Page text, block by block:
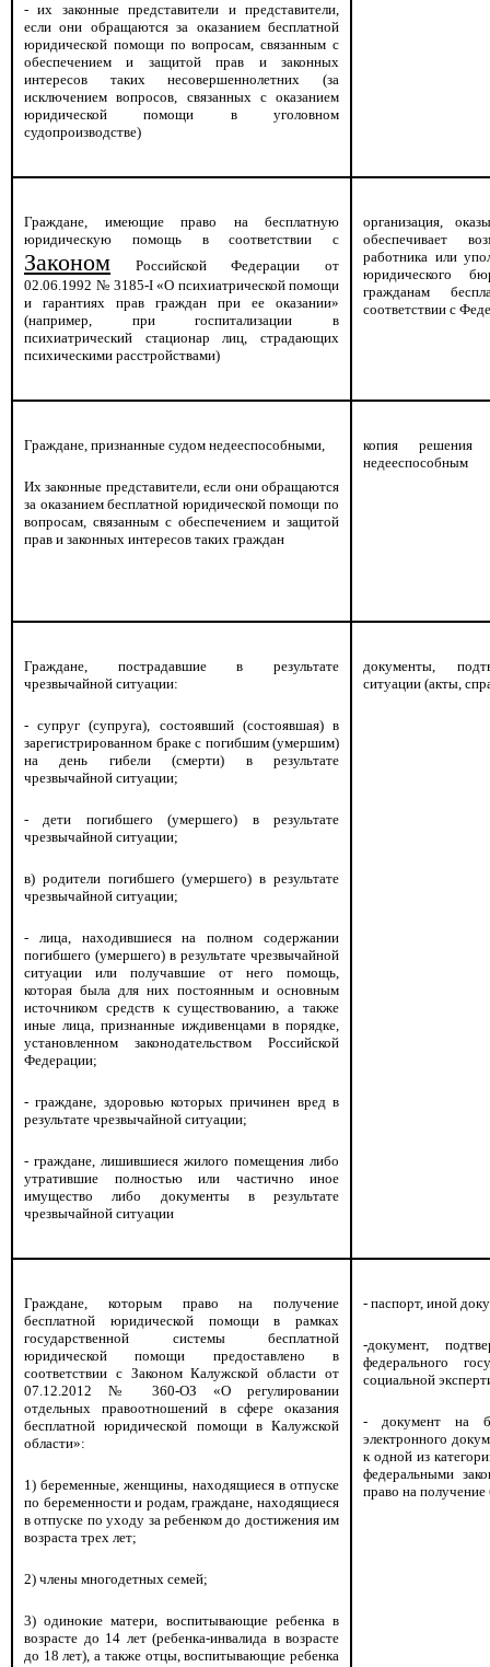
- их законные представители и представители,
если они обращаются за оказанием бесплатной
юридической помощи по вопросам, связанным с
обеспечением и защитой прав и законных
интересов таких несовершеннолетних (за
исключением вопросов, связанных с оказанием
юридической помощи в уголовном
судопроизводстве)
Граждане, имеющие право на бесплатную
юридическую помощь в соответствии с
Законом Российской Федерации от
02.06.1992 № 3185-I «О психиатрической помощи
и гарантиях прав граждан при ее оказании»
(например, при госпитализации в
психиатрический стационар лиц, страдающих
психическими расстройствами)
организация,
обеспечивает
работника или
юридического
гражданам
соответствии с
Граждане, признанные судом недееспособными,
Их законные представители, если они обращаются
за оказанием бесплатной юридической помощи по
вопросам, связанным с обеспечением и защитой
прав и законных интересов таких граждан
копия решения
недееспособным
Граждане, пострадавшие в результате
чрезвычайной ситуации:
- супруг (супруга), состоявший (состоявшая) в
зарегистрированном браке с погибшим (умершим)
на день гибели (смерти) в результате
чрезвычайной ситуации;
- дети погибшего (умершего) в результате
чрезвычайной ситуации;
в) родители погибшего (умершего) в результате
чрезвычайной ситуации;
- лица, находившиеся на полном содержании
погибшего (умершего) в результате чрезвычайной
ситуации или получавшие от него помощь,
которая была для них постоянным и основным
источником средств к существованию, а также
иные лица, признанные иждивенцами в порядке,
установленном законодательством Российской
Федерации;
- граждане, здоровью которых причинен вред в
результате чрезвычайной ситуации;
- граждане, лишившиеся жилого помещения либо
утратившие полностью или частично иное
имущество либо документы в результате
чрезвычайной ситуации
документы,
ситуации (акты,
Граждане, которым право на получение
бесплатной юридической помощи в рамках
государственной системы бесплатной
юридической помощи предоставлено в
соответствии с Законом Калужской области от
07.12.2012 № 360-ОЗ «О регулировании
отдельных правоотношений в сфере оказания
бесплатной юридической помощи в Калужской
области»:
1) беременные, женщины, находящиеся в отпуске
по беременности и родам, граждане, находящиеся
в отпуске по уходу за ребенком до достижения им
возраста трех лет;
2) члены многодетных семей;
3) одинокие матери, воспитывающие ребенка в
возрасте до 14 лет (ребенка-инвалида в возрасте
до 18 лет), а также отцы, воспитывающие ребенка
- паспорт, иной
-документ,
федерального
социальной
- документ на
электронного
к одной из
федеральными
право на